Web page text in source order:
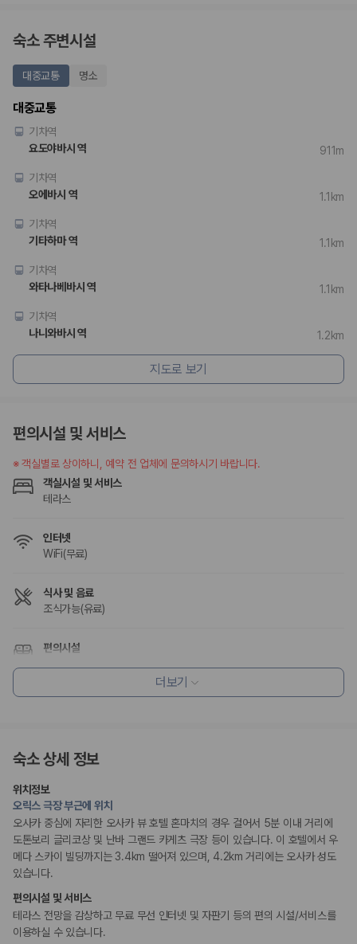
제주도 렌트카 차종별 가격비교
경차·소형차
혼자 또는 2인 여행에 적합하며 제주 렌트카 최저가를 찾는 사용자
가 가장 먼저 비교하는 차종입니다.
준중형·중형차
커플·친구 여행에서 많이 선택되며 가격과 승차감의 균형이 좋은 차
종입니다.
가족 여행, 짐이 많은 여행, 장거리 이동에 적합하며 보험 조건과 차
량 연식을 함께 비교하는 것이 좋습니다.
단체 여행이나 4인 이상 가족 여행에 적합하며 인원수, 짐 공간, 보
험 조건을 함께 확인해야 합니다.
제주렌트카 보험까지 비교해야 진짜 가격비교입
동일한 차량이라도 보험 조건에 따라 실제 부담 금액이 달라질 수 있습니
건을 함께 확인할 수 있도록 돕습니다.
슈퍼자차:더 높은 보장 조건을 원하는 사용자에게 적합합니다.
2000만 고객이 선택한 렌트카 가격비교 플랫폼
카모아는 제주렌트카부터 국내·해외 렌트카까지 비교할 수 있는 렌트카 가
누적 이용 고객수
20,871,562
175,206건
예약 가능 차량
전국 렌트카 지점
1,829 개
제주렌트카 가격비교 자주 묻는 질문
보험 조건, 예약 가능 차량을 한 번에 비교할 수 있습니다.
Q. 제주 렌트카 최저가는 무엇을 기준으로 비교해야 하나요?
Q. 제주공항 근처 렌트카도 비교할 수 있나요?
Q. 제주 렌트카 가격비교 시 보험도 함께 비교할 수 있나요?
Q. 가족 여행에는 어떤 제주 렌트카를 비교해야 하나요?
제주렌트카 가격비교 주요 링크
제주 렌트카 예약
국내 렌트카 가격비교
해외 렌트카 가격비교
숙소 주변시설
대중교통 명소
대중교통
기차역
요도야바시 역
911m
기차역
오에바시 역
1.1km
기차역
기타하마 역
1.1km
기차역
와타나베바시 역
1.1km
기차역
나니와바시 역
1.2km
지도로 보기
편의시설 및 서비스
※객실별로 상이하니, 예약 전 업체에 문의하시기 바랍니다.
객실시설 및 서비스
테라스
인터넷
WiFi(무료)
식사 및 음료
조식가능(유료)
편의시설
장애인 편의시설
휠체어로 이용 가능
흡연 시설
지정 흡연 구역
더보기
숙소 상세 정보
위치정보
오릭스 극장 부근에 위치
오사카 중심에 자리한 오사카 뷰 호텔 혼마치의 경우 걸어서 5분 이내 거리에
도톤보리 글리코상 및 난바 그랜드 카게츠 극장 등이 있습니다. 이 호텔에서 우
메다 스카이 빌딩까지는 3.4km 떨어져 있으며, 4.2km 거리에는 오사카 성도
있습니다.
편의시설 및 서비스
테라스 전망을 감상하고 무료 무선 인터넷 및 자판기 등의 편의 시설/서비스를
이용하실 수 있습니다.